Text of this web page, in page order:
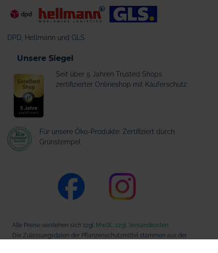
DPD, Hellmann und GLS
Unsere Siegel
Seit über 5 Jahren Trusted Shops
zertifizierter Onlineshop mit Käuferschutz
Für unsere Öko-Produkte: Zertifiziert durch
Grünstempel
Alle Preise verstehen sich zzgl. MwSt., zzgl. Versandkosten
Die Zulassungsdaten der Pflanzenschutzmittel stammen aus der